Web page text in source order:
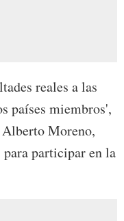
reales a las
países miembros',
Moreno,
para participar en la